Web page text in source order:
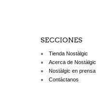
SECCIONES
Tienda Nostàlgic
Acerca de Nostàlgic
Nostàlgic en prensa
Contáctanos